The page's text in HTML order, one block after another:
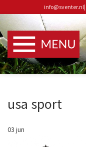
info@sventer.nl|
usa sport
03 jun